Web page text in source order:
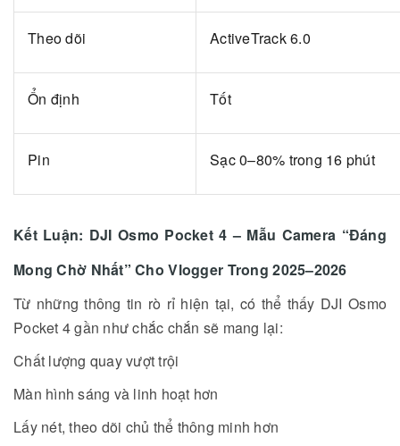
Theo dõi ActiveTrack 6.0
Ổn định Tốt
Pin Sạc 0–80% trong 16 phút
Kết Luận: DJI Osmo Pocket 4 – Mẫu Camera “Đáng
Mong Chờ Nhất” Cho Vlogger Trong 2025–2026
Từ những thông tin rò rỉ hiện tại, có thể thấy DJI Osmo
Pocket 4 gần như chắc chắn sẽ mang lại:
Chất lượng quay vượt trội
Màn hình sáng và linh hoạt hơn
Lấy nét, theo dõi chủ thể thông minh hơn